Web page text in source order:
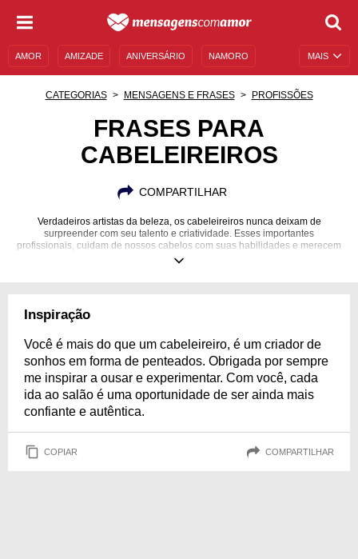
MAIS
AMOR AMIZADE ANIVERSÁRIO NAMORO
MENSAGENS E FRASES MENSAGENS DE ANIVERSÁRIO
CATEGORIAS MENSAGENS E FRASES PROFISSÕES
FRASES PARA
CABELEIREIROS
COMPARTILHAR
Verdadeiros artistas da beleza, os cabeleireiros nunca deixam de
surpreender com seu talento e criatividade. Esses importantes
profissionais, cuidam de nossos cabelos com suas habilidades e merecem
nossos agradecimentos e homenagens. Envie carinho ao seu cabeleireiro!
Inspiração
Você é mais do que um cabeleireiro, é um criador de
sonhos em forma de penteados. Obrigada por sempre
me inspirar a ousar e experimentar. Com você, cada
ida ao salão é uma oportunidade de ser ainda mais
confiante e autêntica.
COPIAR COMPARTILHAR